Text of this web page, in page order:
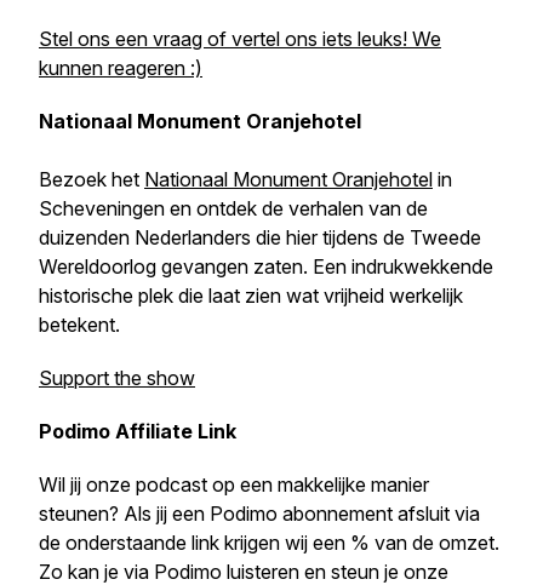
Stel ons een vraag of vertel ons iets leuks! We
kunnen reageren :)
Nationaal Monument Oranjehotel
Bezoek het Nationaal Monument Oranjehotel in
Scheveningen en ontdek de verhalen van de
duizenden Nederlanders die hier tijdens de Tweede
Wereldoorlog gevangen zaten. Een indrukwekkende
historische plek die laat zien wat vrijheid werkelijk
betekent.
Support the show
Podimo Affiliate Link
Wil jij onze podcast op een makkelijke manier
steunen? Als jij een Podimo abonnement afsluit via
de onderstaande link krijgen wij een % van de omzet.
Zo kan je via Podimo luisteren en steun je onze